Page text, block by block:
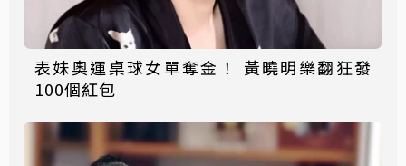
表妹奧運桌球女單奪金！ 黃曉明樂翻狂發
100個紅包